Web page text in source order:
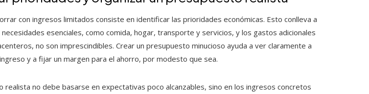
con ingresos limitados consiste en identificar las prioridades económicas. Esto conlleva a
esenciales, como comida, hogar, transporte y servicios, y los gastos adicionales
no son imprescindibles. Crear un presupuesto minucioso ayuda a ver claramente a
y a fijar un margen para el ahorro, por modesto que sea.
realista no debe basarse en expectativas poco alcanzables, sino en los ingresos concretos